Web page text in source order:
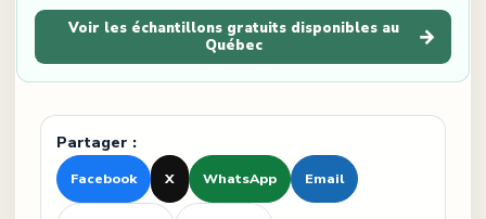
Voir les échantillons gratuits disponibles au
Québec
→
Partager :
Facebook X WhatsApp Email